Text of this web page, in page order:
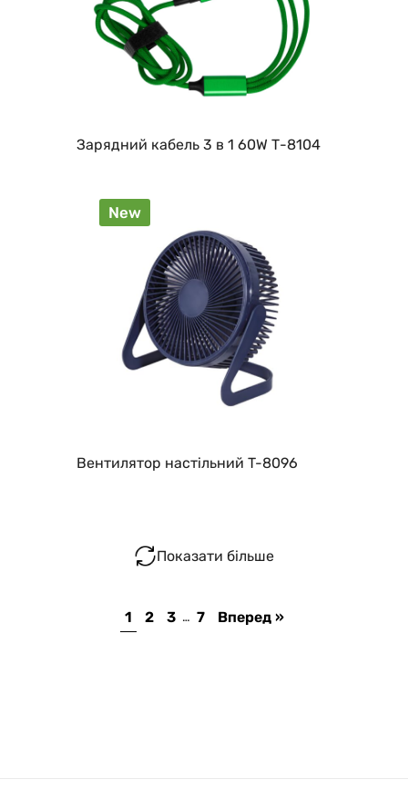
Зарядний кабель 3 в 1 60W Т-8104
New
Вентилятор настільний T-8096
Показати більше
1 2 3 … 7 Вперед »